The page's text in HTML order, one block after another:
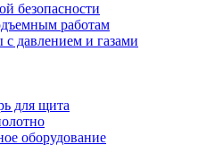
безопасности
работам
давлением и газами
для щита
оборудование